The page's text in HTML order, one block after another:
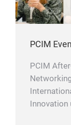
PCIM
PCIM
Innovation